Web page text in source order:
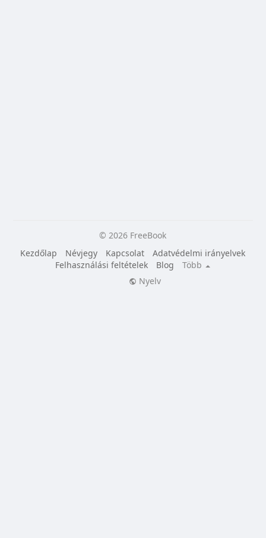
© 2026 FreeBook
Kezdőlap
Névjegy Kapcsolat
Adatvédelmi irányelvek
Felhasználási feltételek
Blog
Több
Nyelv